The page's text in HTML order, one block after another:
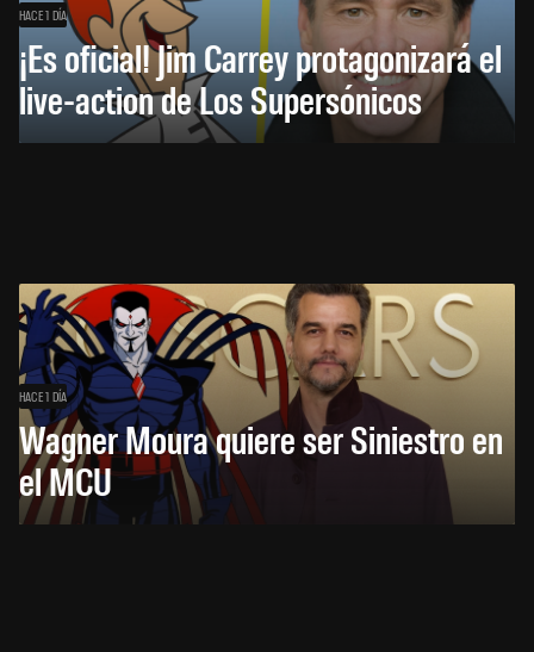
HACE 1 DÍA
¡Es oficial! Jim Carrey protagonizará el
live-action de Los Supersónicos
HACE 1 DÍA
Wagner Moura quiere ser Siniestro en
el MCU